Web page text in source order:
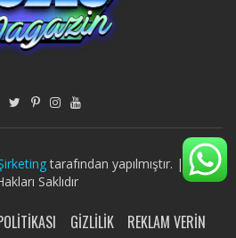
tarafından yapılmıştır. | Tüm
Saklıdır
GIZLILIK
REKLAM VERIN